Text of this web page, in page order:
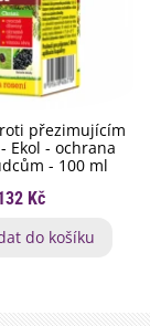
přezimujícím
Ekol - ochrana
- 100 ml
Kč
do košíku